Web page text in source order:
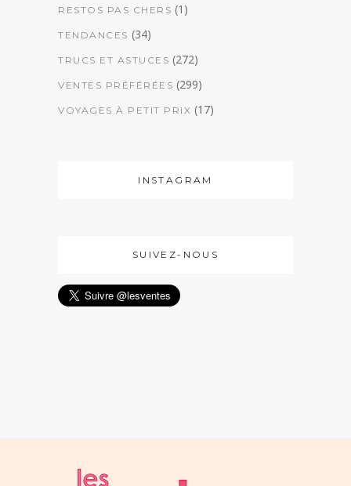
RESTOS PAS CHERS (1)
TENDANCES (34)
TRUCS ET ASTUCES (272)
VENTES PRÉFÉRÉES (299)
VOYAGES À PETIT PRIX (17)
INSTAGRAM
SUIVEZ-NOUS